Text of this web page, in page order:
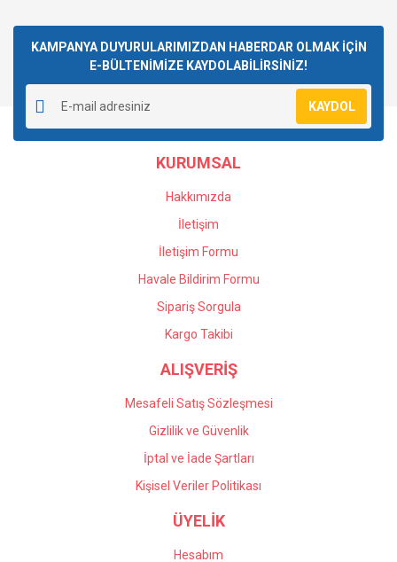
Yorum Yaz
kullanarak tarafımıza iletebilirsiniz.
Görüş ve önerileriniz için teşekkür ederiz.
Ürün resmi kalitesiz, bozuk veya görüntülenemiyor.
Ürün açıklamasında eksik bilgiler bulunuyor.
Ürün bilgilerinde hatalar bulunuyor.
Ürün fiyatı diğer sitelerden daha pahalı.
Gönder
KAMPANYA DUYURULARIMIZDAN HABERDAR OLMAK İÇİN
E-BÜLTENİMİZE KAYDOLABİLİRSİNİZ!
KAYDOL
KURUMSAL
Hakkımızda
İletişim
İletişim Formu
Havale Bildirim Formu
Sipariş Sorgula
Kargo Takibi
ALIŞVERİŞ
Mesafeli Satış Sözleşmesi
Gizlilik ve Güvenlik
İptal ve İade Şartları
Kişisel Veriler Politikası
ÜYELİK
Hesabım